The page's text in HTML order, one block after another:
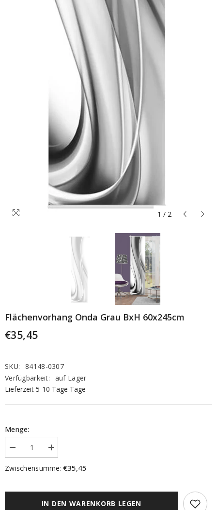
1 / 2
Flächenvorhang Onda Grau BxH 60x245cm
€35,45
SKU:
84148-0307
Verfügbarkeit:
auf Lager
Lieferzeit 5-10 Tage Tage
Menge:
verringern
für
Flächenvorhang
Menge
erhöhen
für
Flächenvorhang
60x245cm
Zwischensumme:€35,45
IN DEN WARENKORB LEGEN